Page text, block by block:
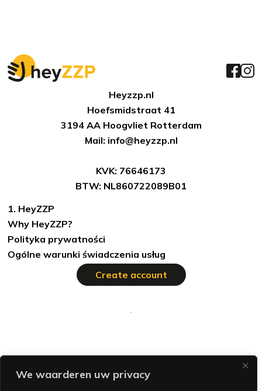
We waarderen uw privacy
Heyzzp.nl
Hoefsmidstraat 41
3194 AA Hoogvliet Rotterdam
Mail: info@heyzzp.nl
KVK: 76646173
BTW: NL860722089B01
1. HeyZZP
Why HeyZZP?
Polityka prywatności
Ogólne warunki świadczenia usług
Create account